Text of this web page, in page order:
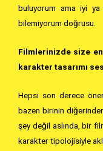
buluyorum ama iyi
bilemiyorum doğrusu.
Filmlerinizde size
karakter tasarımı
Hepsi son derece
bazen birinin
şey değil aslında, bir
karakter tipolojisiyle